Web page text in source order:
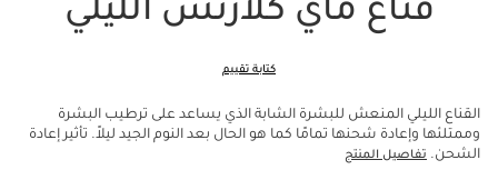
قناع ماي كلارنس الليلي
كتابة تقييم
القناع الليلي المنعش للبشرة الشابة الذي يساعد على ترطيب البشرة
وممتلئها وإعادة شحنها تمامًا كما هو الحال بعد النوم الجيد ليلاً. تأثير إعادة
الشحن. تفاصيل المنتج